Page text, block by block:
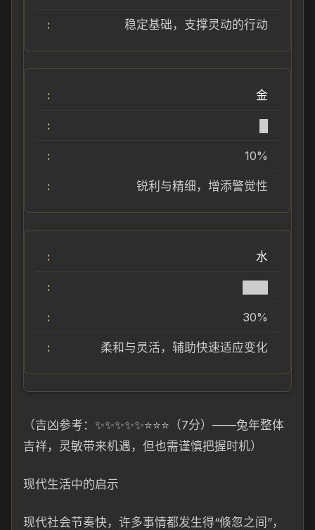
稳定基础，支撑灵动的行动
金
10%
锐利与精细，增添警觉性
水
30%
柔和与灵活，辅助快速适应变化
（吉凶参考：✨✨✨✨✨⭐⭐⭐（7分）——兔年整体
吉祥，灵敏带来机遇，但也需谨慎把握时机）
现代生活中的启示
现代社会节奏快，许多事情都发生得“倏忽之间”，